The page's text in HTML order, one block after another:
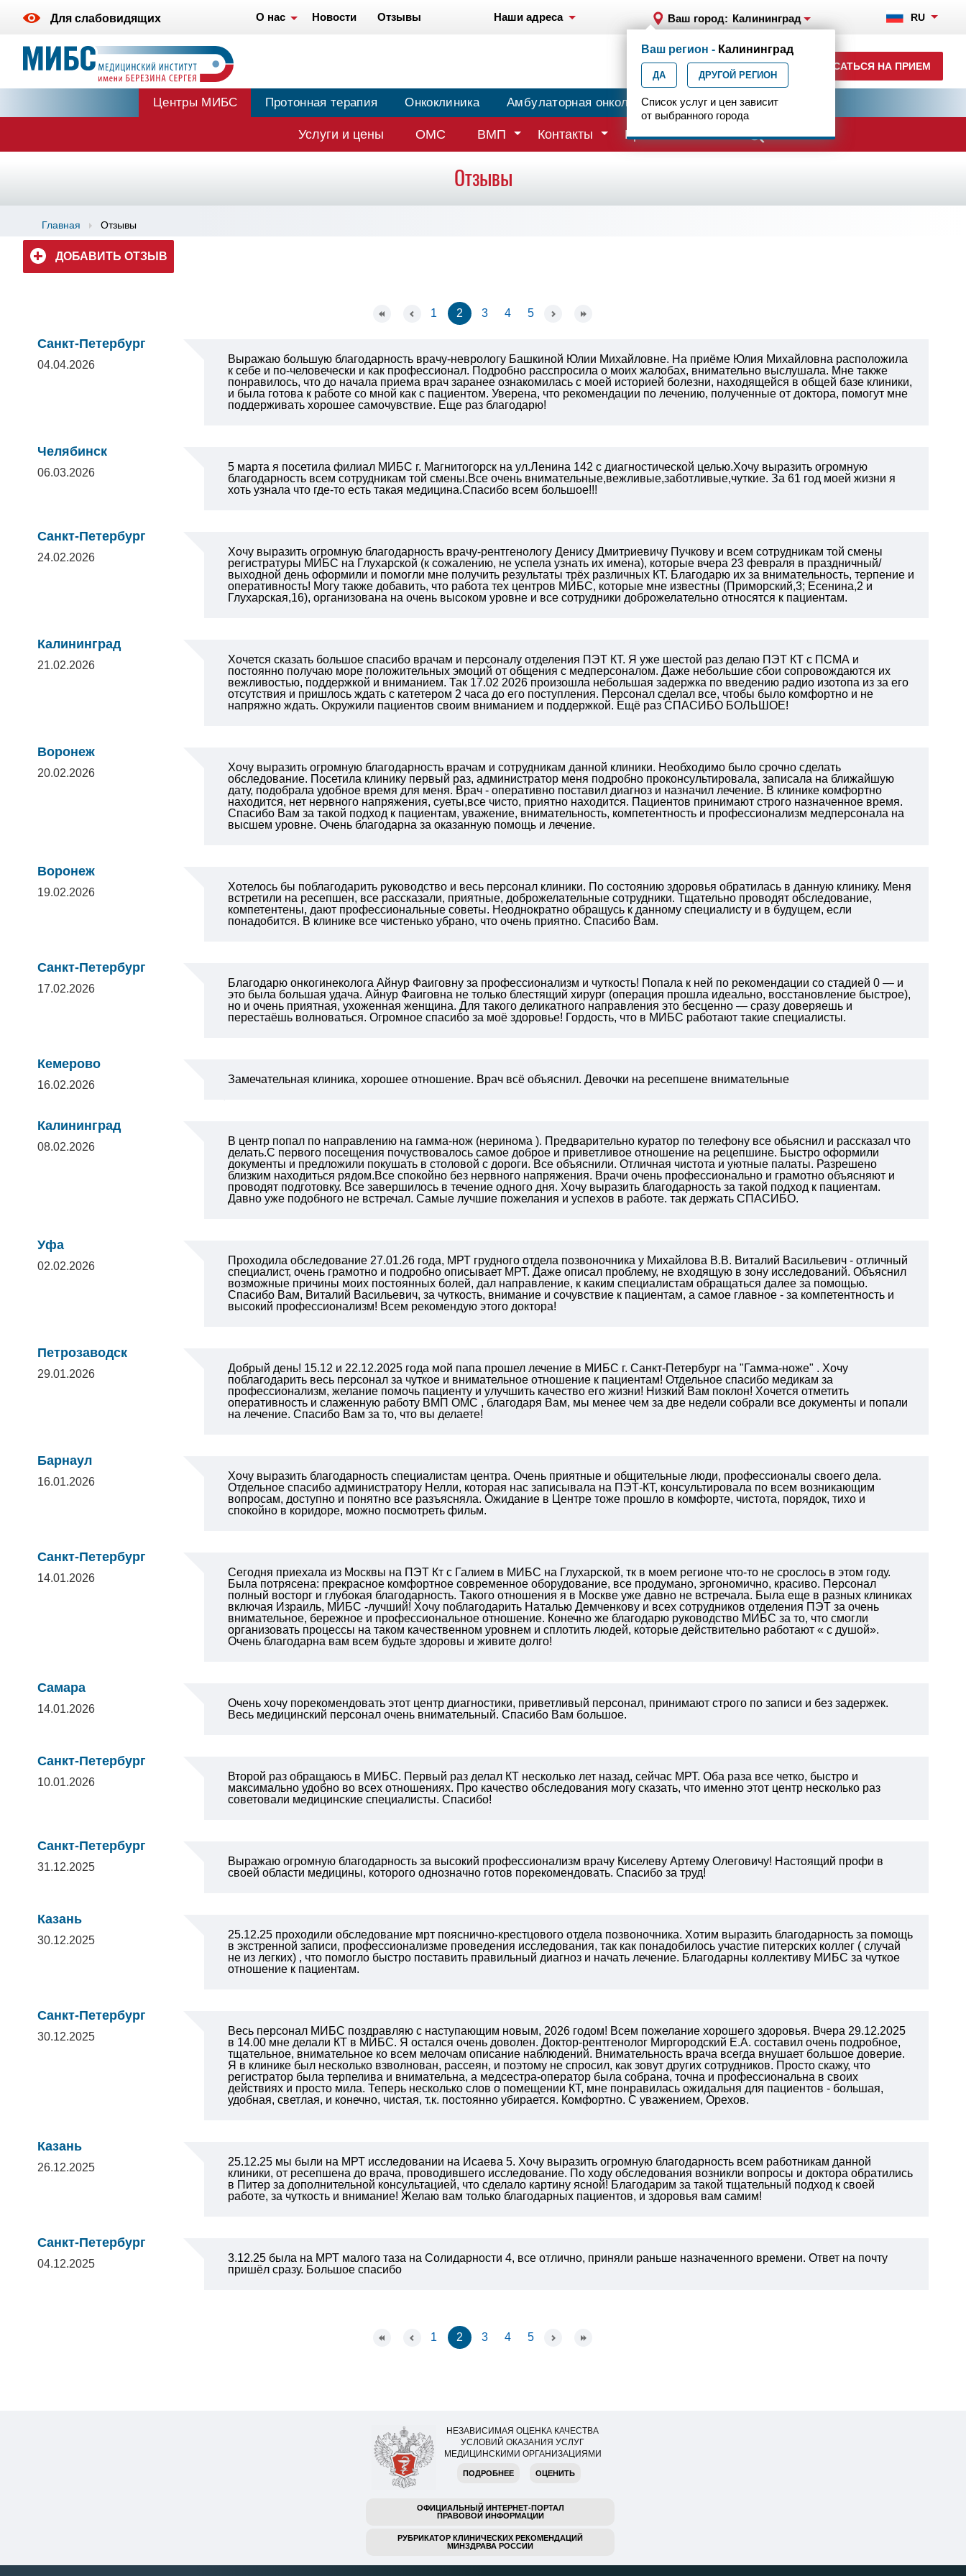
Для слабовидящих О нас Новости Отзывы Наши адреса Ваш город: Калининград RU
+7 (4012) 957-300
ежедн. 7.00-23.00
ЗАПИСАТЬСЯ НА ПРИЕМ
Ваш регион - Калининград
ДА ДРУГОЙ РЕГИОН
Список услуг и цен зависит
от выбранного города
Центры МИБС Протонная терапия Онкоклиника Амбулаторная онкология Центр эпилептологии
Услуги и цены ОМС ВМП Контакты Врачи
Отзывы
Главная Отзывы
ДОБАВИТЬ ОТЗЫВ
1 2 3 4 5
Санкт-Петербург
04.04.2026
Выражаю большую благодарность врачу-неврологу Башкиной Юлии Михайловне. На приёме Юлия Михайловна расположила
к себе и по-человечески и как профессионал. Подробно расспросила о моих жалобах, внимательно выслушала. Мне также
понравилось, что до начала приема врач заранее ознакомилась с моей историей болезни, находящейся в общей базе клиники,
и была готова к работе со мной как с пациентом. Уверена, что рекомендации по лечению, полученные от доктора, помогут мне
поддерживать хорошее самочувствие. Еще раз благодарю!
Челябинск
06.03.2026
5 марта я посетила филиал МИБС г. Магнитогорск на ул.Ленина 142 с диагностической целью.Хочу выразить огромную
благодарность всем сотрудникам той смены.Все очень внимательные,вежливые,заботливые,чуткие. За 61 год моей жизни я
хоть узнала что где-то есть такая медицина.Спасибо всем большое!!!
Санкт-Петербург
24.02.2026
Хочу выразить огромную благодарность врачу-рентгенологу Денису Дмитриевичу Пучкову и всем сотрудникам той смены
регистратуры МИБС на Глухарской (к сожалению, не успела узнать их имена), которые вчера 23 февраля в праздничный/
выходной день оформили и помогли мне получить результаты трёх различных КТ. Благодарю их за внимательность, терпение и
оперативность! Могу также добавить, что работа тех центров МИБС, которые мне известны (Приморский,3; Есенина,2 и
Глухарская,16), организована на очень высоком уровне и все сотрудники доброжелательно относятся к пациентам.
Калининград
21.02.2026
Хочется сказать большое спасибо врачам и персоналу отделения ПЭТ КТ. Я уже шестой раз делаю ПЭТ КТ с ПСМА и
постоянно получаю море положительных эмоций от общения с медперсоналом. Даже небольшие сбои сопровождаются их
вежливостью, поддержкой и вниманием. Так 17.02 2026 произошла небольшая задержка по введению радио изотопа из за его
отсутствия и пришлось ждать с катетером 2 часа до его поступления. Персонал сделал все, чтобы было комфортно и не
напряжно ждать. Окружили пациентов своим вниманием и поддержкой. Ещё раз СПАСИБО БОЛЬШОЕ!
Воронеж
20.02.2026
Хочу выразить огромную благодарность врачам и сотрудникам данной клиники. Необходимо было срочно сделать
обследование. Посетила клинику первый раз, администратор меня подробно проконсультировала, записала на ближайшую
дату, подобрала удобное время для меня. Врач - оперативно поставил диагноз и назначил лечение. В клинике комфортно
находится, нет нервного напряжения, суеты,все чисто, приятно находится. Пациентов принимают строго назначенное время.
Спасибо Вам за такой подход к пациентам, уважение, внимательность, компетентность и профессионализм медперсонала на
высшем уровне. Очень благодарна за оказанную помощь и лечение.
Воронеж
19.02.2026
Хотелось бы поблагодарить руководство и весь персонал клиники. По состоянию здоровья обратилась в данную клинику. Меня
встретили на ресепшен, все рассказали, приятные, доброжелательные сотрудники. Тщательно проводят обследование,
компетентены, дают профессиональные советы. Неоднократно обращусь к данному специалисту и в будущем, если
понадобится. В клинике все чистенько убрано, что очень приятно. Спасибо Вам.
Санкт-Петербург
17.02.2026
Благодарю онкогинеколога Айнур Фаиговну за профессионализм и чуткость! Попала к ней по рекомендации со стадией 0 — и
это была большая удача. Айнур Фаиговна не только блестящий хирург (операция прошла идеально, восстановление быстрое),
но и очень приятная, ухоженная женщина. Для такого деликатного направления это бесценно — сразу доверяешь и
перестаёшь волноваться. Огромное спасибо за моё здоровье! Гордость, что в МИБС работают такие специалисты.
Кемерово
16.02.2026 Замечательная клиника, хорошее отношение. Врач всё объяснил. Девочки на ресепшене внимательные
Калининград
08.02.2026
В центр попал по направлению на гамма-нож (неринома ). Предварительно куратор по телефону все обьяснил и рассказал что
делать.С первого посещения почуствовалось самое доброе и приветливое отношение на рецепшине. Быстро оформили
документы и предложили покушать в столовой с дороги. Все объяснили. Отличная чистота и уютные палаты. Разрешено
близким находиться рядом.Все спокойно без нервного напряжения. Врачи очень профессионально и грамотно объясняют и
проводят подготовку. Все завершилось в течение одного дня. Хочу выразить благодарность за такой подход к пациентам.
Давно уже подобного не встречал. Самые лучшие пожелания и успехов в работе. так держать СПАСИБО.
Уфа
02.02.2026
Проходила обследование 27.01.26 года, МРТ грудного отдела позвоночника у Михайлова В.В. Виталий Васильевич - отличный
специалист, очень грамотно и подробно описывает МРТ. Даже описал проблему, не входящую в зону исследований. Объяснил
возможные причины моих постоянных болей, дал направление, к каким специалистам обращаться далее за помощью.
Спасибо Вам, Виталий Васильевич, за чуткость, внимание и сочувствие к пациентам, а самое главное - за компетентность и
высокий профессионализм! Всем рекомендую этого доктора!
Петрозаводск
29.01.2026
Добрый день! 15.12 и 22.12.2025 года мой папа прошел лечение в МИБС г. Санкт-Петербург на "Гамма-ноже" . Хочу
поблагодарить весь персонал за чуткое и внимательное отношение к пациентам! Отдельное спасибо медикам за
профессионализм, желание помочь пациенту и улучшить качество его жизни! Низкий Вам поклон! Хочется отметить
оперативность и слаженную работу ВМП ОМС , благодаря Вам, мы менее чем за две недели собрали все документы и попали
на лечение. Спасибо Вам за то, что вы делаете!
Барнаул
16.01.2026
Хочу выразить благодарность специалистам центра. Очень приятные и общительные люди, профессионалы своего дела.
Отдельное спасибо администратору Нелли, которая нас записывала на ПЭТ-КТ, консультировала по всем возникающим
вопросам, доступно и понятно все разъясняла. Ожидание в Центре тоже прошло в комфорте, чистота, порядок, тихо и
спокойно в коридоре, можно посмотреть фильм.
Санкт-Петербург
14.01.2026
Сегодня приехала из Москвы на ПЭТ Кт с Галием в МИБС на Глухарской, тк в моем регионе что-то не срослось в этом году.
Была потрясена: прекрасное комфортное современное оборудование, все продумано, эргономично, красиво. Персонал
полный восторг и глубокая благодарность. Такого отношения я в Москве уже давно не встречала. Была еще в разных клиниках
включая Израиль, МИБС -лучший! Хочу поблагодарить Наталью Демченкову и всех сотрудников отделения ПЭТ за очень
внимательное, бережное и профессиональное отношение. Конечно же благодарю руководство МИБС за то, что смогли
организовать процессы на таком качественном уровнем и сплотить людей, которые действительно работают « с душой».
Очень благодарна вам всем будьте здоровы и живите долго!
Самара
14.01.2026
Очень хочу порекомендовать этот центр диагностики, приветливый персонал, принимают строго по записи и без задержек.
Весь медицинский персонал очень внимательный. Спасибо Вам большое.
Санкт-Петербург
10.01.2026
Второй раз обращаюсь в МИБС. Первый раз делал КТ несколько лет назад, сейчас МРТ. Оба раза все четко, быстро и
максимально удобно во всех отношениях. Про качество обследования могу сказать, что именно этот центр несколько раз
советовали медицинские специалисты. Спасибо!
Санкт-Петербург
31.12.2025
Выражаю огромную благодарность за высокий профессионализм врачу Киселеву Артему Олеговичу! Настоящий профи в
своей области медицины, которого однозначно готов порекомендовать. Спасибо за труд!
Казань
30.12.2025
25.12.25 проходили обследование мрт пояснично-крестцового отдела позвоночника. Хотим выразить благодарность за помощь
в экстренной записи, профессионализме проведения исследования, так как понадобилось участие питерских коллег ( случай
не из легких) , что помогло быстро поставить правильный диагноз и начать лечение. Благодарны коллективу МИБС за чуткое
отношение к пациентам.
Санкт-Петербург
30.12.2025
Весь персонал МИБС поздравляю с наступающим новым, 2026 годом! Всем пожелание хорошего здоровья. Вчера 29.12.2025
в 14.00 мне делали КТ в МИБС. Я остался очень доволен. Доктор-рентгенолог Миргородский Е.А. составил очень подробное,
тщательное, внимательное ко всем мелочам описание наблюдений. Внимательность врача всегда внушает большое доверие.
Я в клинике был несколько взволнован, рассеян, и поэтому не спросил, как зовут других сотрудников. Просто скажу, что
регистратор была терпелива и внимательна, а медсестра-оператор была собрана, точна и профессиональна в своих
действиях и просто мила. Теперь несколько слов о помещении КТ, мне понравилась ожидальня для пациентов - большая,
удобная, светлая, и конечно, чистая, т.к. постоянно убирается. Комфортно. С уважением, Орехов.
Казань
26.12.2025
25.12.25 мы были на МРТ исследовании на Исаева 5. Хочу выразить огромную благодарность всем работникам данной
клиники, от ресепшена до врача, проводившего исследование. По ходу обследования возникли вопросы и доктора обратились
в Питер за дополнительной консультацией, что сделало картину ясной! Благодарим за такой тщательный подход к своей
работе, за чуткость и внимание! Желаю вам только благодарных пациентов, и здоровья вам самим!
Санкт-Петербург
04.12.2025
3.12.25 была на МРТ малого таза на Солидарности 4, все отлично, приняли раньше назначенного времени. Ответ на почту
пришёл сразу. Большое спасибо
1 2 3 4 5
НЕЗАВИСИМАЯ ОЦЕНКА КАЧЕСТВА
УСЛОВИЙ ОКАЗАНИЯ УСЛУГ
МЕДИЦИНСКИМИ ОРГАНИЗАЦИЯМИ
ПОДРОБНЕЕ ОЦЕНИТЬ
ОФИЦИАЛЬНЫЙ ИНТЕРНЕТ-ПОРТАЛ
ПРАВОВОЙ ИНФОРМАЦИИ
РУБРИКАТОР КЛИНИЧЕСКИХ РЕКОМЕНДАЦИЙ
МИНЗДРАВА РОССИИ